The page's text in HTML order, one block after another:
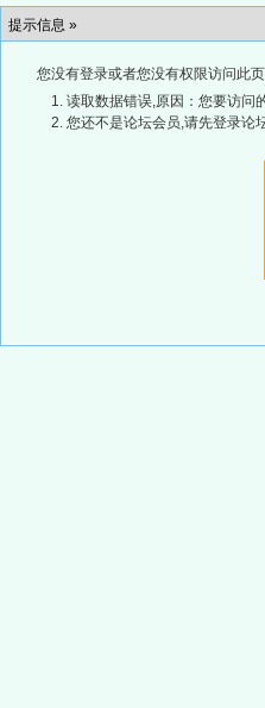
提示信息 »
您没有登录或者您没有权限访问此
读取数据错误,原因：您要访问
您还不是论坛会员,请先登录论